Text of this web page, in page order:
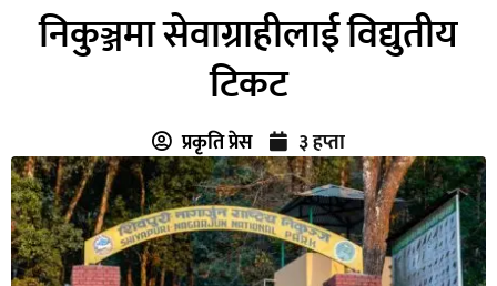
निकुञ्जमा सेवाग्राहीलाई विद्युतीय
टिकट
प्रकृति प्रेस ३ हप्ता